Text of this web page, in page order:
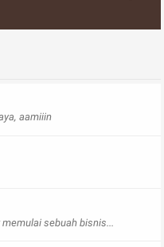
aamiiin
sebuah bisnis...